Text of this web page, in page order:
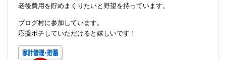
老後費用を貯めまくりたいと野望を持っています。
ブログ村に参加しています。
応援ポチしていただけると嬉しいです！